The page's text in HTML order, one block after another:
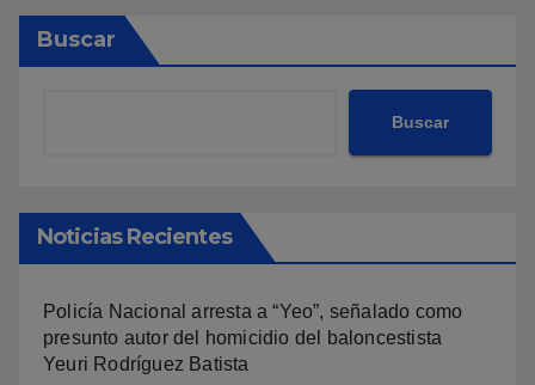
Buscar
Buscar
Noticias Recientes
Policía Nacional arresta a “Yeo”, señalado como
presunto autor del homicidio del baloncestista
Yeuri Rodríguez Batista